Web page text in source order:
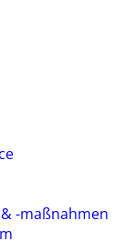
-maßnahmen